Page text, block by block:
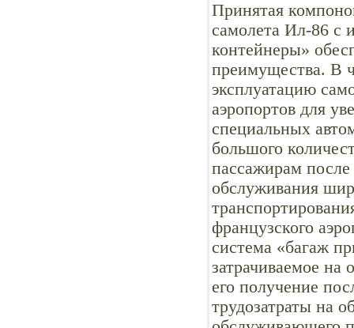
Принятая
самолета Ил-86 с
контейнеры»
преимущества. В
эксплуатацию
аэропортов для
специальных
большого
пассажирам
обслуживания
французского
система «багаж
затрачиваемое на
его получение
трудозатраты на